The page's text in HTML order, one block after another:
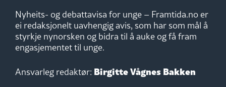
Nyheits- og debattavisa for unge – Framtida.no er
ei redaksjonelt uavhengig avis, som har som mål å
styrkje nynorsken og bidra til å auke og få fram
engasjementet til unge.
Ansvarleg redaktør: Birgitte Vågnes Bakken